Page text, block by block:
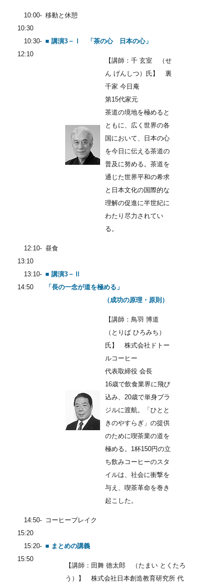
10:00-
10:30
移動と休憩
10:30-
12:10
■ 講演3－Ⅰ 「茶の心 日本の心」
【講師：千 玄室 （せ
ん げんしつ）氏】 裏
千家 今日庵
第15代家元
茶道の境地を極めると
ともに、広く世界の各
国において、日本の心
を今日に伝える茶道の
普及に努める。茶道を
通じた世界平和の希求
と日本文化の国際的な
理解の促進に半世紀に
わたり尽力されてい
る。
12:10-
13:10
昼食
13:10-
14:50
■ 講演3－Ⅱ
「長の一念が道を極める」
（成功の原理・原則）
【講師：鳥羽 博道
（とりば ひろみち）
氏】 株式会社ドトー
ルコーヒー
代表取締役 会長
16歳で飲食業界に飛び
込み、20歳で単身ブラ
ジルに渡航。「ひとと
きのやすらぎ」の提供
のために喫茶業の道を
極める。1杯150円の立
ち飲みコーヒーのスタ
イルは、社会に衝撃を
与え、喫茶革命を巻き
起こした。
14:50-
15:20
コーヒーブレイク
15:20-
15:50
■ まとめの講義
【講師：田舞 徳太郎 （たまい とくたろ
う）】 株式会社日本創造教育研究所 代